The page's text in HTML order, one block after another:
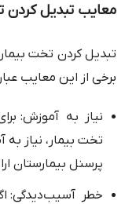
معایب تبدیل کردن
تبدیل کردن تخت
برخی از این معایب
نیاز به آموزش:
تخت بیمار، نیاز
پرسنل بیمارستان
خطر آسیب‌دیدگی: